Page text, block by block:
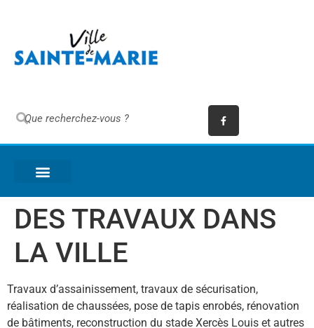
DES TRAVAUX DANS
LA VILLE
Travaux d’assainissement, travaux de sécurisation,
réalisation de chaussées, pose de tapis enrobés, rénovation
de bâtiments, reconstruction du stade Xercès Louis et autres